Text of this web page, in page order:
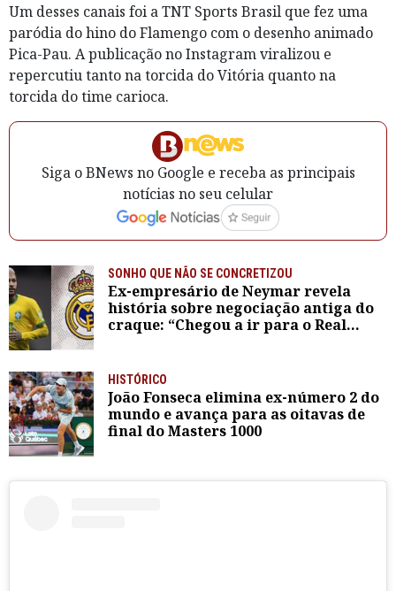
Um desses canais foi a TNT Sports Brasil que fez uma
paródia do hino do Flamengo com o desenho animado
Pica-Pau. A publicação no Instagram viralizou e
repercutiu tanto na torcida do Vitória quanto na
torcida do time carioca.
Siga o BNews no Google e receba as principais
notícias no seu celular
SONHO QUE NÃO SE CONCRETIZOU
Ex-empresário de Neymar revela
história sobre negociação antiga do
craque: “Chegou a ir para o Real
HISTÓRICO
João Fonseca elimina ex-número 2 do
mundo e avança para as oitavas de
final do Masters 1000